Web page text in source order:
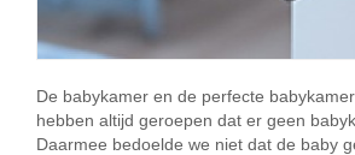
De babykamer en de perfecte
hebben altijd geroepen dat er geen
Daarmee bedoelde we niet dat de baby